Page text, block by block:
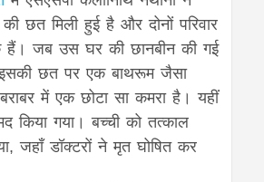
की छत मिली हुई है और दोनों परिवार
हैं। जब उस घर की छानबीन की गई
इसकी छत पर एक बाथरूम जैसा
में एक छोटा सा कमरा है। यहीं
किया गया। बच्ची को तत्काल
जहाँ डॉक्टरों ने मृत घोषित कर